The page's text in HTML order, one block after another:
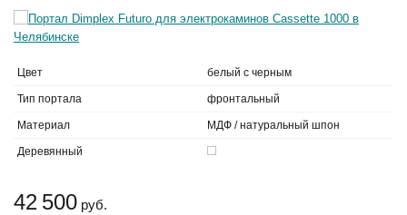
Цвет белый с черным
Тип портала фронтальный
Материал МДФ / натуральный шпон
Деревянный
42 500 руб.